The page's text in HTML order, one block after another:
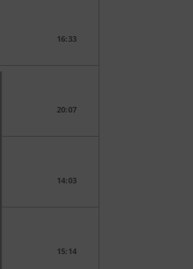
16:33
20:07
14:03
15:14